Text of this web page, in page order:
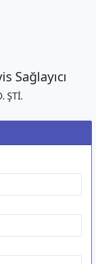
Sağlayıcı
ŞTİ.